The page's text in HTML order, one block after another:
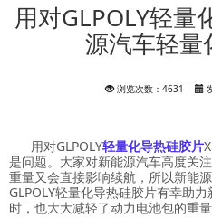
用对GLPOLY轻量
源汽车轻量
浏览次数：4631
用对GLPOLY轻量化导热硅胶片
是问题。大家对新能源汽车高度关
重量又会直接影响续航，所以新能
GLPOLY轻量化导热硅胶片有幸助
时，也大大减轻了动力电池包的重